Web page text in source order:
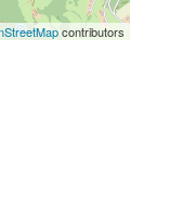
contributors